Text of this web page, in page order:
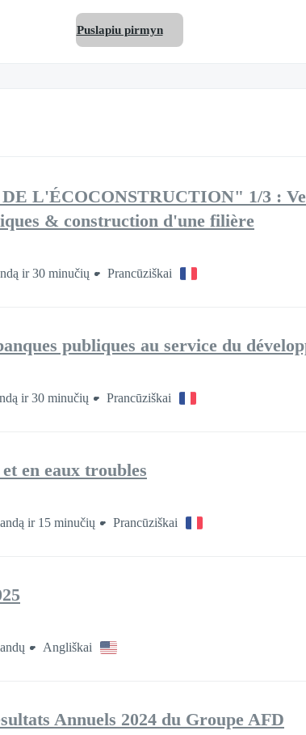
Puslapiu pirmyn
L'ÉCOCONSTRUCTION" 1/3 :
& construction d'une filière
ir 30 minučių Prancūziškai
publiques au service du
ir 30 minučių Prancūziškai
en eaux troubles
ir 15 minučių Prancūziškai
Angliškai
Annuels 2024 du Groupe AFD